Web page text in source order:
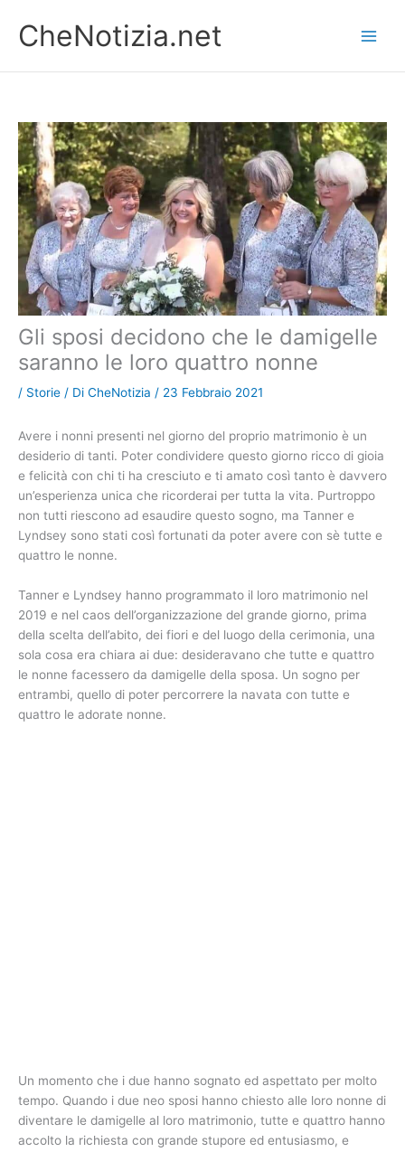
contenuto
CheNotizia.net
Gli sposi decidono che le damigelle
saranno le loro quattro nonne
/ Storie / Di CheNotizia / 23 Febbraio 2021
Avere i nonni presenti nel giorno del proprio matrimonio è un
desiderio di tanti. Poter condividere questo giorno ricco di gioia
e felicità con chi ti ha cresciuto e ti amato così tanto è davvero
un’esperienza unica che ricorderai per tutta la vita. Purtroppo
non tutti riescono ad esaudire questo sogno, ma Tanner e
Lyndsey sono stati così fortunati da poter avere con sè tutte e
quattro le nonne.
Tanner e Lyndsey hanno programmato il loro matrimonio nel
2019 e nel caos dell’organizzazione del grande giorno, prima
della scelta dell’abito, dei fiori e del luogo della cerimonia, una
sola cosa era chiara ai due: desideravano che tutte e quattro
le nonne facessero da damigelle della sposa. Un sogno per
entrambi, quello di poter percorrere la navata con tutte e
quattro le adorate nonne.
Un momento che i due hanno sognato ed aspettato per molto
tempo. Quando i due neo sposi hanno chiesto alle loro nonne di
diventare le damigelle al loro matrimonio, tutte e quattro hanno
accolto la richiesta con grande stupore ed entusiasmo, e